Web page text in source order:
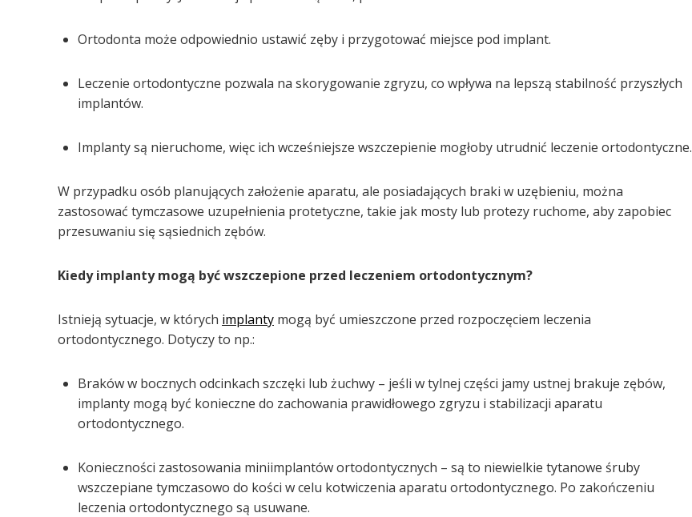
Ortodonta może odpowiednio ustawić zęby i przygotować miejsce pod implant.
Leczenie ortodontyczne pozwala na skorygowanie zgryzu, co wpływa na lepszą stabilność przyszłych
implantów.
Implanty są nieruchome, więc ich wcześniejsze wszczepienie mogłoby utrudnić leczenie ortodontyczne.
W przypadku osób planujących założenie aparatu, ale posiadających braki w uzębieniu, można
zastosować tymczasowe uzupełnienia protetyczne, takie jak mosty lub protezy ruchome, aby zapobiec
przesuwaniu się sąsiednich zębów.
Kiedy implanty mogą być wszczepione przed leczeniem ortodontycznym?
Istnieją sytuacje, w których implanty mogą być umieszczone przed rozpoczęciem leczenia
ortodontycznego. Dotyczy to np.:
Braków w bocznych odcinkach szczęki lub żuchwy – jeśli w tylnej części jamy ustnej brakuje zębów,
implanty mogą być konieczne do zachowania prawidłowego zgryzu i stabilizacji aparatu
ortodontycznego.
Konieczności zastosowania miniimplantów ortodontycznych – są to niewielkie tytanowe śruby
wszczepiane tymczasowo do kości w celu kotwiczenia aparatu ortodontycznego. Po zakończeniu
leczenia ortodontycznego są usuwane.